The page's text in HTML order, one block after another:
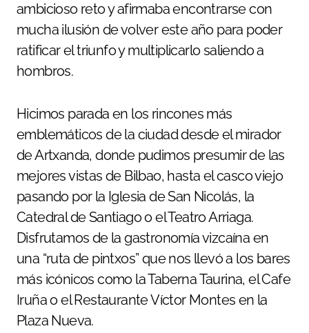
ambicioso reto y afirmaba encontrarse con
mucha ilusión de volver este año para poder
ratificar el triunfo y multiplicarlo saliendo a
hombros.
Hicimos parada en los rincones más
emblemáticos de la ciudad desde el mirador
de Artxanda, donde pudimos presumir de las
mejores vistas de Bilbao, hasta el casco viejo
pasando por la Iglesia de San Nicolás, la
Catedral de Santiago o el Teatro Arriaga.
Disfrutamos de la gastronomía vizcaína en
una “ruta de pintxos” que nos llevó a los bares
más icónicos como la Taberna Taurina, el Cafe
Iruña o el Restaurante Víctor Montes en la
Plaza Nueva.